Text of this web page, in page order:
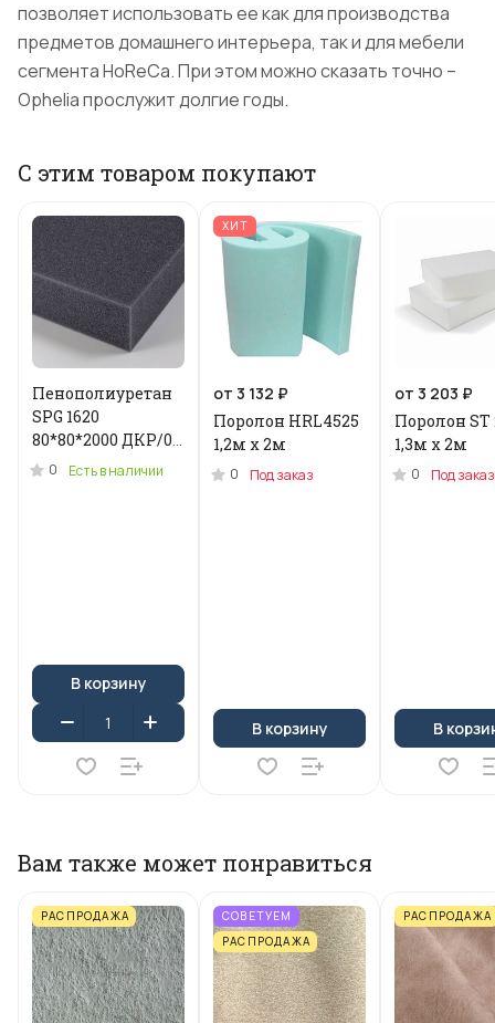
позволяет использовать ее как для производства
предметов домашнего интерьера, так и для мебели
сегмента HoReCa. При этом можно сказать точно –
Ophelia прослужит долгие годы.
С этим товаром покупают
Пенополиуретан
SPG 1620
80*80*2000 ДКР/0.2
кг .N-3955U
0 Есть в наличии
В корзину
ХИТ
от 3 132 ₽
Поролон HRL4525
1,2м x 2м
0 Под заказ
В корзину
от 3 203 ₽
Поролон ST
1,3м х 2м
0 Под заказ
В
Вам также может понравиться
РАСПРОДАЖА
СОВЕТУЕМ
РАСПРОДАЖА
РАСПРОДАЖА